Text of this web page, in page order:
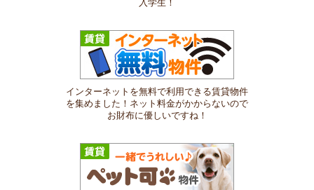
入学生！
インターネットを無料で利用できる賃貸物件
を集めました！ネット料金がかからないので
お財布に優しいですね！